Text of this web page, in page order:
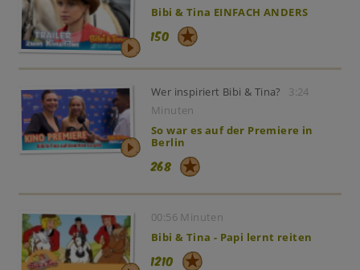
Bibi & Tina EINFACH ANDERS
150
Wer inspiriert Bibi & Tina?
3:24
Minuten
So war es auf der Premiere in
Berlin
268
00:56 Minuten
Bibi & Tina - Papi lernt reiten
1210